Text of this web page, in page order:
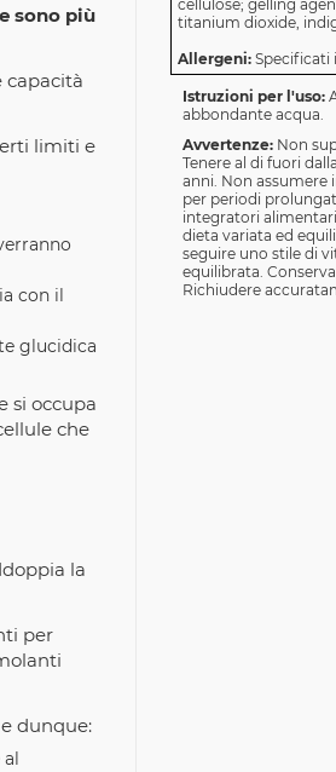
sono più
capacità
limiti e
con il
glucidica
si occupa
che
la
per
dunque:
cellulose; gelling
titanium dioxide,
Allergeni: Specificati
Istruzioni per l'uso:
abbondante acqua.
Avvertenze: Non
Tenere al di fuori
anni. Non assumere
per periodi
integratori
dieta variata ed
seguire uno stile di
equilibrata.
Richiudere